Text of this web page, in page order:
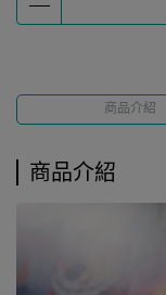
商品介紹
商品介紹